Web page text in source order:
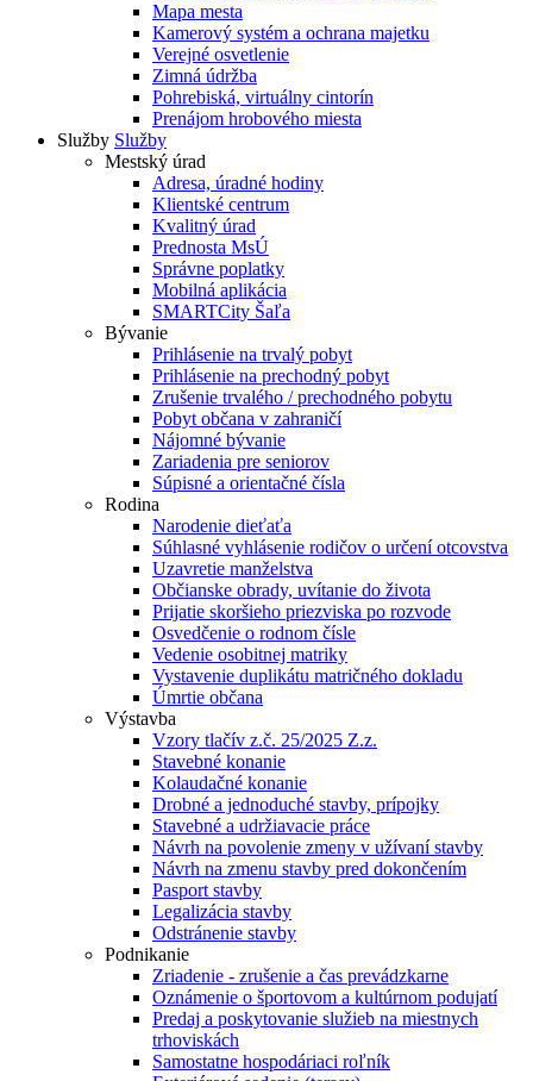
Mapa mesta
Kamerový systém a ochrana majetku
Verejné osvetlenie
Zimná údržba
Pohrebiská, virtuálny cintorín
Prenájom hrobového miesta
Služby Služby
Mestský úrad
Adresa, úradné hodiny
Klientské centrum
Kvalitný úrad
Prednosta MsÚ
Správne poplatky
Mobilná aplikácia
SMARTCity Šaľa
Bývanie
Prihlásenie na trvalý pobyt
Prihlásenie na prechodný pobyt
Zrušenie trvalého / prechodného pobytu
Pobyt občana v zahraničí
Nájomné bývanie
Zariadenia pre seniorov
Súpisné a orientačné čísla
Rodina
Narodenie dieťaťa
Súhlasné vyhlásenie rodičov o určení otcovstva
Uzavretie manželstva
Občianske obrady, uvítanie do života
Prijatie skoršieho priezviska po rozvode
Osvedčenie o rodnom čísle
Vedenie osobitnej matriky
Vystavenie duplikátu matričného dokladu
Úmrtie občana
Výstavba
Vzory tlačív z.č. 25/2025 Z.z.
Stavebné konanie
Kolaudačné konanie
Drobné a jednoduché stavby, prípojky
Stavebné a udržiavacie práce
Návrh na povolenie zmeny v užívaní stavby
Návrh na zmenu stavby pred dokončením
Pasport stavby
Legalizácia stavby
Odstránenie stavby
Podnikanie
Zriadenie - zrušenie a čas prevádzkarne
Oznámenie o športovom a kultúrnom podujatí
Predaj a poskytovanie služieb na miestnych
trhoviskách
Samostatne hospodáriaci roľník